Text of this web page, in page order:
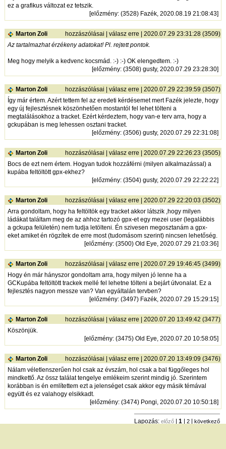
ez a grafikus változat ez tetszik.
[előzmény: (3528) Fazék, 2020.08.19 21:08:43]
Marton Zoli hozzászólásai |válasz erre | 2020.07.29 23:31:28 (3509)
Az tartalmazhat érzékeny adatokat! Pl. rejtett pontok.
Meg hogy melyik a kedvenc kocsmád. :-) :-) OK elengedtem. :-)
[előzmény: (3508) gusty, 2020.07.29 23:28:30]
Marton Zoli hozzászólásai |válasz erre | 2020.07.29 22:39:59 (3507)
Így már értem. Azért tettem fel az eredeti kérdésemet mert Fazék jelezte, hogy
egy új fejlesztésnek köszönhetően mostantól fel lehet tölteni a
megtalálásokhoz a tracket. Ezért kérdeztem, hogy van-e terv arra, hogy a
gckupában is meg lehessen osztani tracket.
[előzmény: (3506) gusty, 2020.07.29 22:31:08]
Marton Zoli hozzászólásai |válasz erre | 2020.07.29 22:26:23 (3505)
Bocs de ezt nem értem. Hogyan tudok hozzáférni (milyen alkalmazással) a
kupába feltöltött gpx-ekhez?
[előzmény: (3504) gusty, 2020.07.29 22:22:22]
Marton Zoli hozzászólásai |válasz erre | 2020.07.29 22:20:03 (3502)
Arra gondoltam, hogy ha feltöltök egy tracket akkor látszik ,hogy milyen
ládákat találtam meg de az ahhoz tartozó gpx-et egy mezei user (legalábbis
a gckupa felületén) nem tudja letölteni. Én szivesen megosztanám a gpx-
eket amiket én rögzítek de erre most (tudomásom szerint) nincsen lehetőség.
[előzmény: (3500) Old Eye, 2020.07.29 21:03:36]
Marton Zoli hozzászólásai |válasz erre | 2020.07.29 19:46:45 (3499)
Hogy én már hányszor gondoltam arra, hogy milyen jó lenne ha a
GCKupába feltöltött trackek mellé fel lehetne tölteni a bejárt útvonalat. Ez a
fejlesztés nagyon messze van? Van egyáltalán tervben?
[előzmény: (3497) Fazék, 2020.07.29 15:29:15]
Marton Zoli hozzászólásai |válasz erre | 2020.07.20 13:49:42 (3477)
Köszönjük.
[előzmény: (3475) Old Eye, 2020.07.20 10:58:05]
Marton Zoli hozzászólásai |válasz erre | 2020.07.20 13:49:09 (3476)
Nálam véletlenszerűen hol csak az évszám, hol csak a bal függőleges hol
mindkettő. Az össz találat tengelye emlékeim szerint mindig jó. Szerintem
korábban is én említettem ezt a jelenséget csak akkor egy másik témával
együtt és ez valahogy elsikkadt.
[előzmény: (3474) Pongi, 2020.07.20 10:50:18]
Lapozás:előző |1 2 |következő